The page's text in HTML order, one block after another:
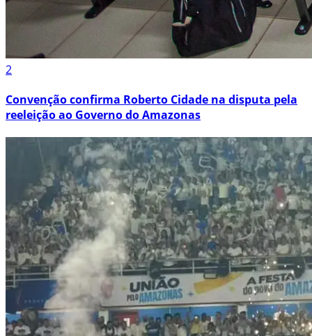
2
Convenção confirma Roberto Cidade na disputa pela
reeleição ao Governo do Amazonas